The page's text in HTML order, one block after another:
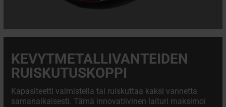
KEVYTMETALLIVANTEIDEN
RUISKUTUSKOPPI
Kapasiteetti valmistella tai ruiskuttaa kaksi vannetta
samanaikaisesti. Tämä innovatiivinen laituri maksimoi